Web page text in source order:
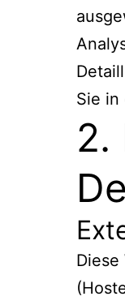
Sie in
2.